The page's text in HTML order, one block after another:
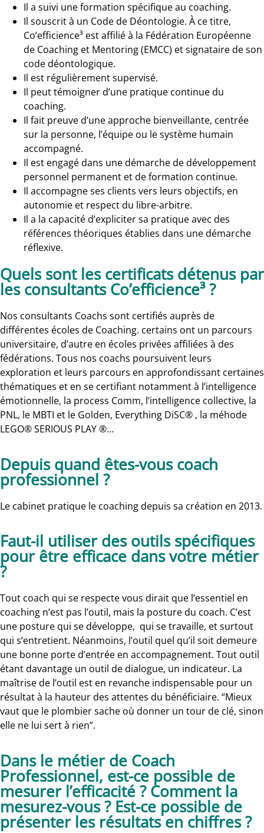
Il a suivi une formation spécifique au coaching.
Il souscrit à un Code de Déontologie. À ce titre,
Co’efficience³ est affilié à la Fédération Européenne
de Coaching et Mentoring (EMCC) et signataire de son
code déontologique.
Il est régulièrement supervisé.
Il peut témoigner d’une pratique continue du
coaching.
Il fait preuve d’une approche bienveillante, centrée
sur la personne, l’équipe ou le système humain
accompagné.
Il est engagé dans une démarche de développement
personnel permanent et de formation continue.
Il accompagne ses clients vers leurs objectifs, en
autonomie et respect du libre-arbitre.
Il a la capacité d’expliciter sa pratique avec des
références théoriques établies dans une démarche
réflexive.
Quels sont les certificats détenus par
les consultants Co’efficience³ ?
Nos consultants Coachs sont certifiés auprès de
différentes écoles de Coaching. certains ont un parcours
universitaire, d’autre en écoles privées affiliées à des
fédérations. Tous nos coachs poursuivent leurs
exploration et leurs parcours en approfondissant certaines
thématiques et en se certifiant notamment à l’intelligence
émotionnelle, la process Comm, l’intelligence collective, la
PNL, le MBTI et le Golden, Everything DiSC® , la méhode
LEGO® SERIOUS PLAY ®…
Depuis quand êtes-vous coach
professionnel ?
Le cabinet pratique le coaching depuis sa création en 2013.
Faut-il utiliser des outils spécifiques
pour être efficace dans votre métier
?
Tout coach qui se respecte vous dirait que l’essentiel en
coaching n’est pas l’outil, mais la posture du coach. C’est
une posture qui se développe, qui se travaille, et surtout
qui s’entretient. Néanmoins, l’outil quel qu’il soit demeure
une bonne porte d’entrée en accompagnement. Tout outil
étant davantage un outil de dialogue, un indicateur. La
maîtrise de l’outil est en revanche indispensable pour un
résultat à la hauteur des attentes du bénéficiaire. “Mieux
vaut que le plombier sache où donner un tour de clé, sinon
elle ne lui sert à rien”.
Dans le métier de Coach
Professionnel, est-ce possible de
mesurer l’efficacité ? Comment la
mesurez-vous ? Est-ce possible de
présenter les résultats en chiffres ?